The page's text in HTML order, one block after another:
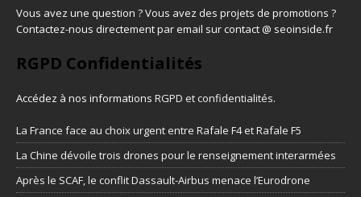
Vous avez une question ? Vous avez des projets de promotions ?
Contactez-nous directement par email sur contact @ seoinside.fr
RGPD Confidentialités
Accédez à nos informations RGPD et confidentialités.
La France face au choix urgent entre Rafale F4 et Rafale F5
La Chine dévoile trois drones pour le renseignement interarmées
Après le SCAF, le conflit Dassault-Airbus menace l’Eurodrone